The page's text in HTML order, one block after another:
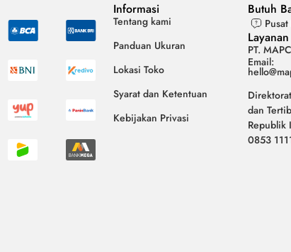
Informasi
Tentang kami
Panduan Ukuran
Lokasi Toko
Syarat dan Ketentuan
Kebijakan Privasi
Butuh
PT.
Email:
dan
Republik
0853